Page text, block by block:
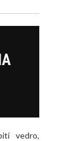
vedro,